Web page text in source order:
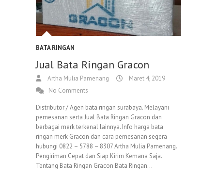
BATA RINGAN
Jual Bata Ringan Gracon
Artha Mulia Pamenang
Maret 4, 2019
No Comments
Distributor / Agen bata ringan surabaya. Melayani
pemesanan serta Jual Bata Ringan Gracon dan
berbagai merk terkenal lainnya. Info harga bata
ringan merk Gracon dan cara pemesanan segera
hubungi 0822 – 5788 – 8307 Artha Mulia Pamenang.
Pengiriman Cepat dan Siap Kirim Kemana Saja.
Tentang Bata Ringan Gracon Bata Ringan…